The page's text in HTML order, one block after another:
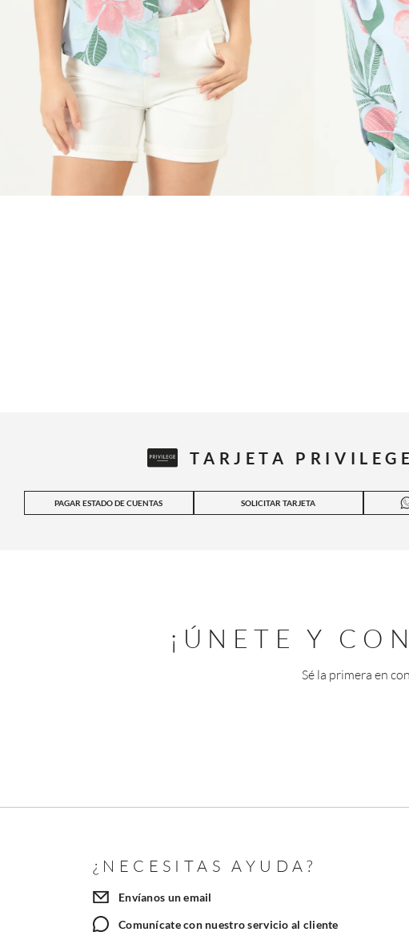
TARJETA PRIVILEGE
PAGAR ESTADO DE CUENTAS SOLICITAR TARJETA
¡ÚNETE Y
Sé la primera en
¿NECESITAS AYUDA?
Envíanos un email
Comunícate con nuestro servicio al cliente